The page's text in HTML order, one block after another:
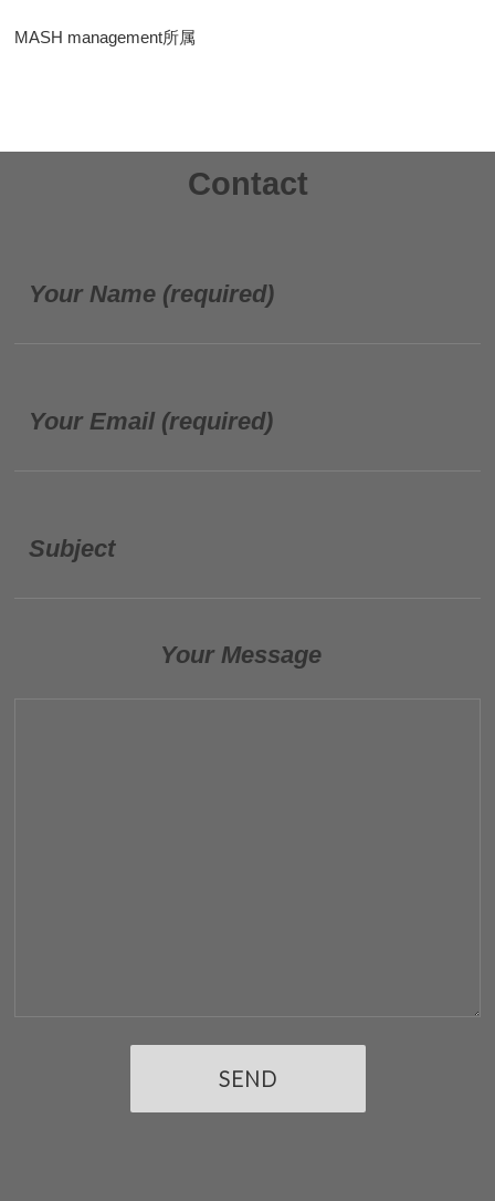
MASH management所属
Contact
Your Name (required)
Your Email (required)
Subject
Your Message